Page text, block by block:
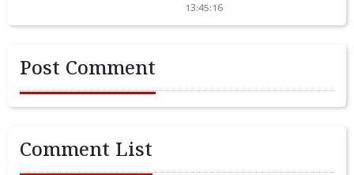
13:45:16
Post Comment
Comment List